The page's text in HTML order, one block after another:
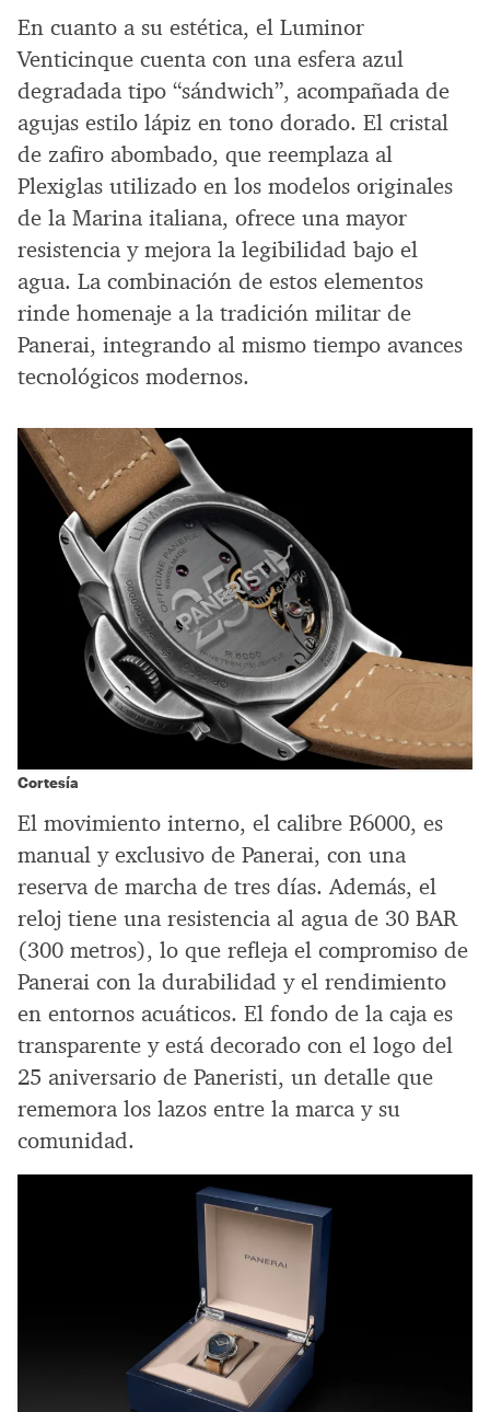
En cuanto a su estética, el Luminor
Venticinque cuenta con una esfera azul
degradada tipo “sándwich”, acompañada de
agujas estilo lápiz en tono dorado. El cristal
de zafiro abombado, que reemplaza al
Plexiglas utilizado en los modelos originales
de la Marina italiana, ofrece una mayor
resistencia y mejora la legibilidad bajo el
agua. La combinación de estos elementos
rinde homenaje a la tradición militar de
Panerai, integrando al mismo tiempo avances
tecnológicos modernos.
Cortesía
El movimiento interno, el calibre P.6000, es
manual y exclusivo de Panerai, con una
reserva de marcha de tres días. Además, el
reloj tiene una resistencia al agua de 30 BAR
(300 metros), lo que refleja el compromiso de
Panerai con la durabilidad y el rendimiento
en entornos acuáticos. El fondo de la caja es
transparente y está decorado con el logo del
25 aniversario de Paneristi, un detalle que
rememora los lazos entre la marca y su
comunidad.